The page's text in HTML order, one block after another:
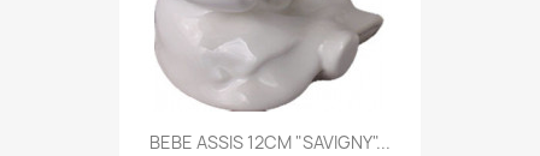
BEBE ASSIS 12CM "SAVIGNY"...